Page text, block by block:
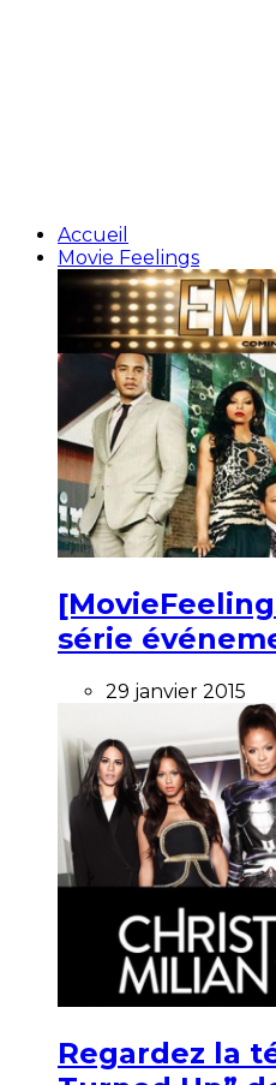
Accueil
Movie Feelings
série
29 janvier 2015
Regardez la